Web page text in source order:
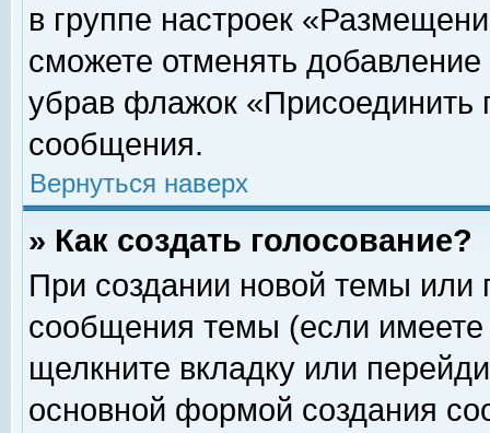
в группе настроек
сможете отменять
убрав флажок «Присоединить
сообщения.
Вернуться наверх
» Как создать голосование?
При создании новой темы или
сообщения темы (если
щелкните вкладку или
основной формой создания